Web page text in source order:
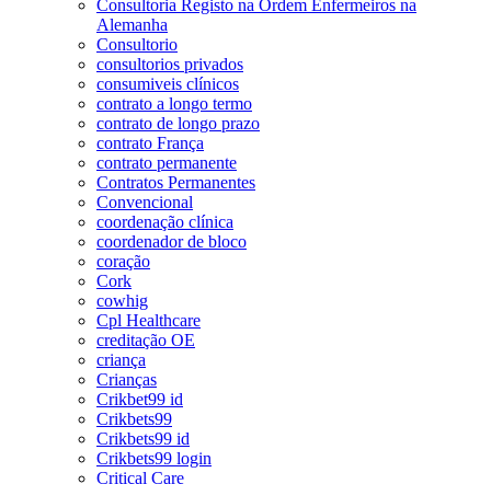
Consultoria Registo na Ordem Enfermeiros na
Alemanha
Consultorio
consultorios privados
consumiveis clínicos
contrato a longo termo
contrato de longo prazo
contrato França
contrato permanente
Contratos Permanentes
Convencional
coordenação clínica
coordenador de bloco
coração
Cork
cowhig
Cpl Healthcare
creditação OE
criança
Crianças
Crikbet99 id
Crikbets99
Crikbets99 id
Crikbets99 login
Critical Care